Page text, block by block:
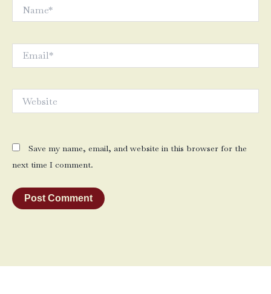
Save my name, email, and website in this browser for the
next time I comment.